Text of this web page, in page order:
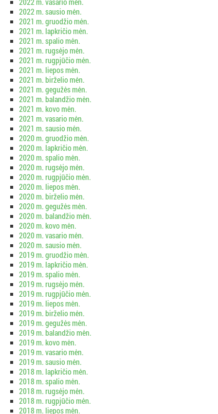
2022 m. sausio mėn.
2021 m. gruodžio mėn.
2021 m. lapkričio mėn.
2021 m. spalio mėn.
2021 m. rugsėjo mėn.
2021 m. rugpjūčio mėn.
2021 m. liepos mėn.
2021 m. birželio mėn.
2021 m. gegužės mėn.
2021 m. balandžio mėn.
2021 m. kovo mėn.
2021 m. vasario mėn.
2021 m. sausio mėn.
2020 m. gruodžio mėn.
2020 m. lapkričio mėn.
2020 m. spalio mėn.
2020 m. rugsėjo mėn.
2020 m. rugpjūčio mėn.
2020 m. liepos mėn.
2020 m. birželio mėn.
2020 m. gegužės mėn.
2020 m. balandžio mėn.
2020 m. kovo mėn.
2020 m. vasario mėn.
2020 m. sausio mėn.
2019 m. gruodžio mėn.
2019 m. lapkričio mėn.
2019 m. spalio mėn.
2019 m. rugsėjo mėn.
2019 m. rugpjūčio mėn.
2019 m. liepos mėn.
2019 m. birželio mėn.
2019 m. gegužės mėn.
2019 m. balandžio mėn.
2019 m. kovo mėn.
2019 m. vasario mėn.
2019 m. sausio mėn.
2018 m. lapkričio mėn.
2018 m. spalio mėn.
2018 m. rugsėjo mėn.
2018 m. rugpjūčio mėn.
2018 m. liepos mėn.